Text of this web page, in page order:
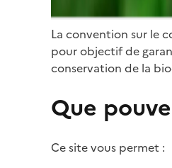
La convention sur le
pour objectif de
conservation de la
Que
Ce site vous permet :